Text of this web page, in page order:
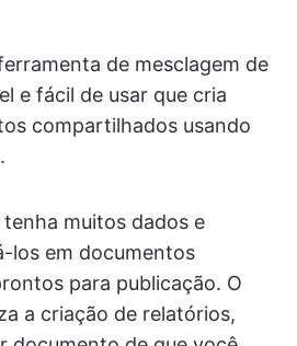
de mesclagem de
e fácil de usar que cria
compartilhados usando
muitos dados e
los em documentos
para publicação. O
a criação de relatórios,